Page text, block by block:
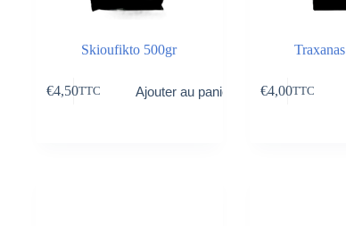
Skioufikto 500gr
€4,50TTC Ajouter au panier €4,00TTC